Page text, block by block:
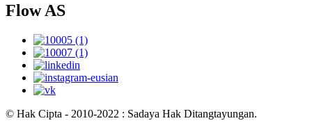
Flow AS
© Hak Cipta - 2010-2022 : Sadaya Hak Ditangtayungan.